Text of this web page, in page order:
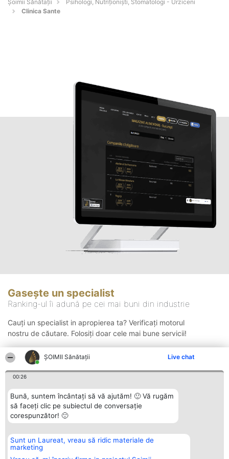
ŞOIMII Sănătații Live chat
00:26
Bună, suntem încântați să vă ajutăm! 🙂 Vă rugăm
să faceți clic pe subiectul de conversație
corespunzător! 🙂
Sunt un Laureat, vreau să ridic materiale de
marketing
Şoimii Sănătații
Psihologi, Nutriționiști, Stomatologi - Urziceni
Clinica Sante
Gasește un specialist
Ranking-ul îi adună pe cei mai buni din industrie
Cauți un specialist in apropierea ta? Verificați motorul
nostru de căutare. Folosiți doar cele mai bune servicii!
Organizator Ranking
BRIGHT SOLUTIONS BR SRL
Aleea Timisul De Sus 2 Bl. A30
Plebiscyt
Lista Tuturor
Contact